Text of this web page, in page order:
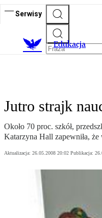
Serwisy
Edukacja
Jutro strajk
Około 70 proc. szkół,
Katarzyna Hall zapewniła,
Aktualizacja: 26.05.2008 20:02 Publikacja: